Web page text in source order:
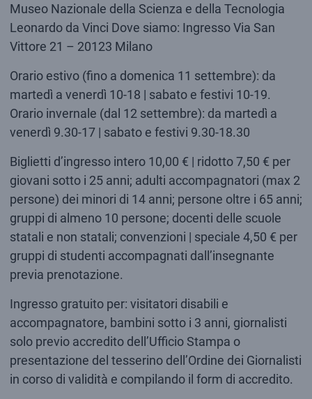
Museo Nazionale della Scienza e della Tecnologia
Leonardo da Vinci Dove siamo: Ingresso Via San
Vittore 21 – 20123 Milano
Orario estivo (fino a domenica 11 settembre): da
martedì a venerdì 10-18 | sabato e festivi 10-19.
Orario invernale (dal 12 settembre): da martedì a
venerdì 9.30-17 | sabato e festivi 9.30-18.30
Biglietti d’ingresso intero 10,00 € | ridotto 7,50 € per
giovani sotto i 25 anni; adulti accompagnatori (max 2
persone) dei minori di 14 anni; persone oltre i 65 anni;
gruppi di almeno 10 persone; docenti delle scuole
statali e non statali; convenzioni | speciale 4,50 € per
gruppi di studenti accompagnati dall’insegnante
previa prenotazione.
Ingresso gratuito per: visitatori disabili e
accompagnatore, bambini sotto i 3 anni, giornalisti
solo previo accredito dell’Ufficio Stampa o
presentazione del tesserino dell’Ordine dei Giornalisti
in corso di validità e compilando il form di accredito.